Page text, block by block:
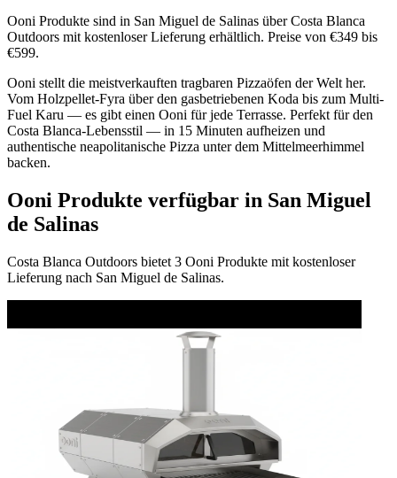
Ooni Produkte sind in San Miguel de Salinas über Costa Blanca
Outdoors mit kostenloser Lieferung erhältlich. Preise von €349 bis
€599.
Ooni stellt die meistverkauften tragbaren Pizzaöfen der Welt her.
Vom Holzpellet-Fyra über den gasbetriebenen Koda bis zum Multi-
Fuel Karu — es gibt einen Ooni für jede Terrasse. Perfekt für den
Costa Blanca-Lebensstil — in 15 Minuten aufheizen und
authentische neapolitanische Pizza unter dem Mittelmeerhimmel
backen.
Ooni Produkte verfügbar in San Miguel
de Salinas
Costa Blanca Outdoors bietet 3 Ooni Produkte mit kostenloser
Lieferung nach San Miguel de Salinas.